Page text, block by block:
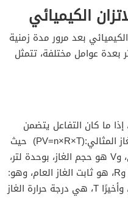
الكيميائي
الكيميائي بعد مرور مدة زمنية
بعدة عوامل مختلفة، تتمثل
إذا ما كان التفاعل يتضمن
الحالة الغازية، وذلك حسب قانون الغاز المثالي:(PV=n×R×T) حيث
إن P، هو الضغط، بوحدة ضغط جوي، وV هو حجم الغاز، بوحدة لتر،
بينما يمثل n عدد المولات في الغاز، وR، هو ثابت الغاز العام، وهو:
0.0821 لتر×ضغط جوي / مول×كلفن، وأخيرًا T، هي درجة حرارة الغاز